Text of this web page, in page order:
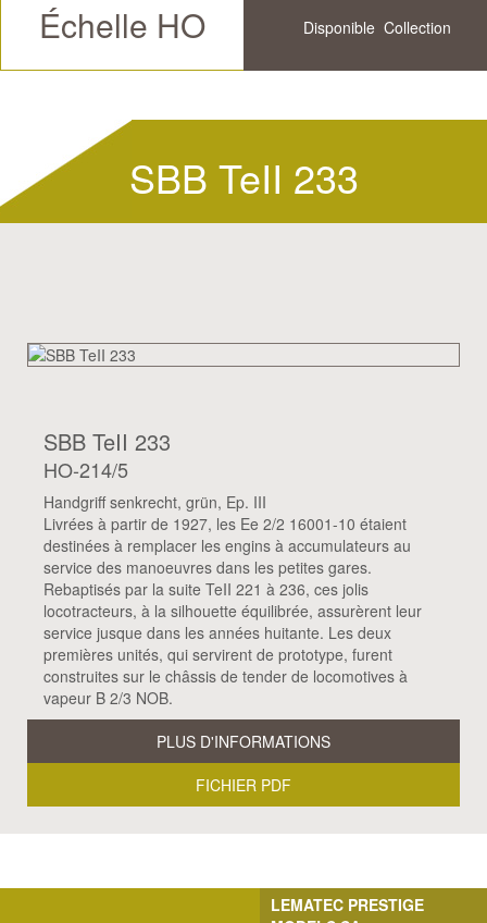
Échelle HO Disponible Collection
SBB TeII 233
SBB TeII 233
HO-214/5
Handgriff senkrecht, grün, Ep. III
Livrées à partir de 1927, les Ee 2/2 16001-10 étaient
destinées à remplacer les engins à accumulateurs au
service des manoeuvres dans les petites gares.
Rebaptisés par la suite TeII 221 à 236, ces jolis
locotracteurs, à la silhouette équilibrée, assurèrent leur
service jusque dans les années huitante. Les deux
premières unités, qui servirent de prototype, furent
construites sur le châssis de tender de locomotives à
vapeur B 2/3 NOB.
PLUS D'INFORMATIONS
FICHIER PDF
LEMATEC PRESTIGE